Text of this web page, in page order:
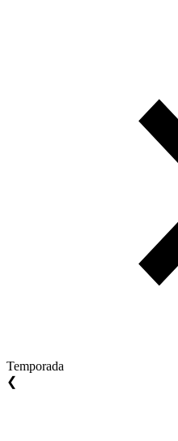
Temporada
❮